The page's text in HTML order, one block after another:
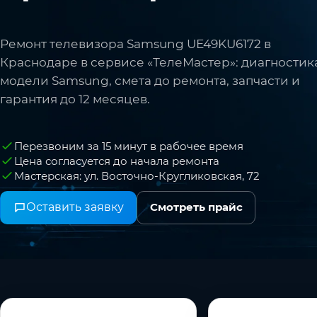
Ремонт телевизора Samsung UЕ49KU6172 в
Краснодаре в сервисе «ТелеМастер»:
модели Samsung, смета до ремонта, запчасти и
гарантия до 12 месяцев.
Перезвоним за 15 минут в рабочее время
Цена согласуется до начала ремонта
Мастерская: ул. Восточно-Кругликовская, 72
Оставить заявку Смотреть прайс